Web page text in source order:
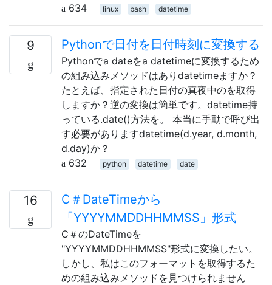
634
linux bash datetime
9 Pythonで日付を日付時刻に変換する
Pythonでa dateをa datetimeに変換するため
の組み込みメソッドはありdatetimeますか？
たとえば、指定された日付の真夜中のを取得
しますか？逆の変換は簡単です。datetime持
っている.date()方法を。 本当に手動で呼び出
す必要がありますdatetime(d.year, d.month,
d.day)か？
632
python datetime date
16
C＃DateTimeから
「YYYYMMDDHHMMSS」形式
C＃のDateTimeを
"YYYYMMDDHHMMSS"形式に変換したい。
しかし、私はこのフォーマットを取得するた
めの組み込みメソッドを見つけられません